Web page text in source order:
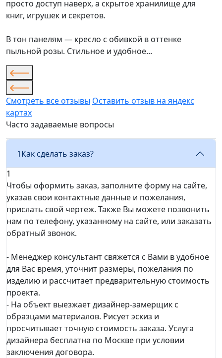
просто доступ наверх, а скрытое хранилище для
книг, игрушек и секретов.
В тон панелям — кресло с обивкой в оттенке
пыльной розы. Стильное и удобное...
Смотреть все отзывы Оставить отзыв на яндекс
картах
Часто задаваемые вопросы
1Как сделать заказ?
1
Чтобы оформить заказ, заполните форму на сайте,
указав свои контактные данные и пожелания,
прислать свой чертеж. Также Вы можете позвонить
нам по телефону, указанному на сайте, или заказать
обратный звонок.
- Менеджер консультант свяжется с Вами в удобное
для Вас время, уточнит размеры, пожелания по
изделию и рассчитает предварительную стоимость
проекта.
- На объект выезжает дизайнер-замерщик с
образцами материалов. Рисует эскиз и
просчитывает точную стоимость заказа. Услуга
дизайнера бесплатна по Москве при условии
заключения договора.